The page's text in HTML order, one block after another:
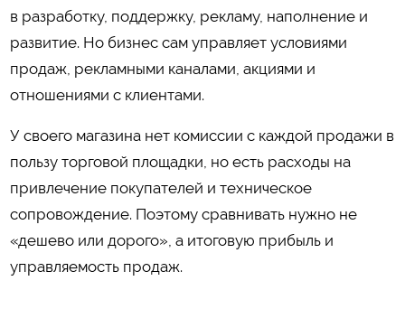
в разработку, поддержку, рекламу, наполнение и
развитие. Но бизнес сам управляет условиями
продаж, рекламными каналами, акциями и
отношениями с клиентами.
У своего магазина нет комиссии с каждой продажи в
пользу торговой площадки, но есть расходы на
привлечение покупателей и техническое
сопровождение. Поэтому сравнивать нужно не
«дешево или дорого», а итоговую прибыль и
управляемость продаж.